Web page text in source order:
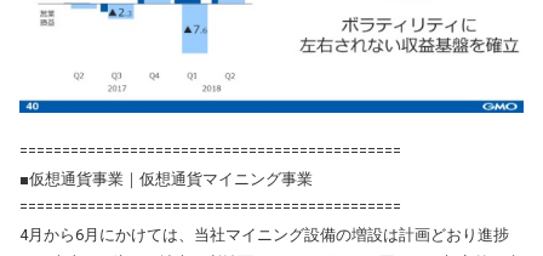
=============================================
■仮想通貨事業｜仮想通貨マイニング事業
=============================================
4月から6月にかけては、当社マイニング設備の増設は計画どおり進捗